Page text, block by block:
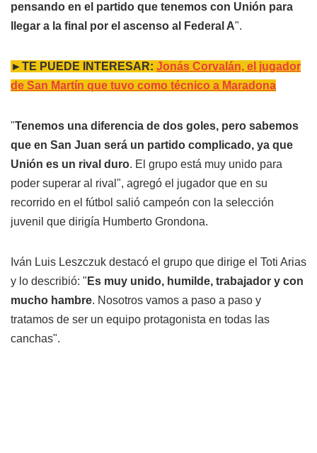
pensando en el partido que tenemos con Unión para
llegar a la final por el ascenso al Federal A".
►TE PUEDE INTERESAR: Jonás Corvalán, el jugador
de San Martín que tuvo como técnico a Maradona
"Tenemos una diferencia de dos goles, pero sabemos
que en San Juan será un partido complicado, ya que
Unión es un rival duro. El grupo está muy unido para
poder superar al rival", agregó el jugador que en su
recorrido en el fútbol salió campeón con la selección
juvenil que dirigía Humberto Grondona.
Iván Luis Leszczuk destacó el grupo que dirige el Toti Arias
y lo describió: " Es muy unido, humilde, trabajador y con
mucho hambre. Nosotros vamos a paso a paso y
tratamos de ser un equipo protagonista en todas las
canchas".